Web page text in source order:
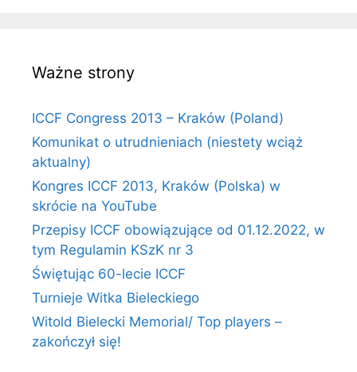
Ważne strony
ICCF Congress 2013 – Kraków (Poland)
Komunikat o utrudnieniach (niestety wciąż
aktualny)
Kongres ICCF 2013, Kraków (Polska) w
skrócie na YouTube
Przepisy ICCF obowiązujące od 01.12.2022, w
tym Regulamin KSzK nr 3
Świętując 60-lecie ICCF
Turnieje Witka Bieleckiego
Witold Bielecki Memorial/ Top players –
zakończył się!